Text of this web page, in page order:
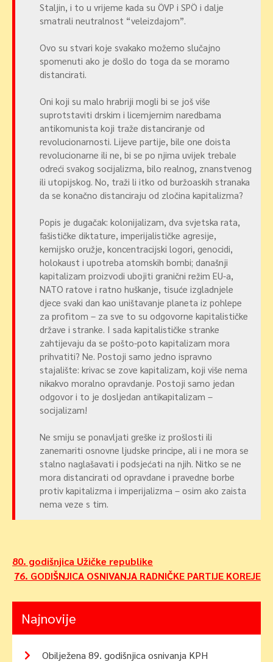
Staljin, i to u vrijeme kada su ÖVP i SPÖ i dalje
smatrali neutralnost “veleizdajom”.
Ovo su stvari koje svakako možemo slučajno
spomenuti ako je došlo do toga da se moramo
distancirati.
Oni koji su malo hrabriji mogli bi se još više
suprotstaviti drskim i licemjernim naredbama
antikomunista koji traže distanciranje od
revolucionarnosti. Lijeve partije, bile one doista
revolucionarne ili ne, bi se po njima uvijek trebale
odreći svakog socijalizma, bilo realnog, znanstvenog
ili utopijskog. No, traži li itko od buržoaskih stranaka
da se konačno distanciraju od zločina kapitalizma?
Popis je dugačak: kolonijalizam, dva svjetska rata,
fašističke diktature, imperijalističke agresije,
kemijsko oružje, koncentracijski logori, genocidi,
holokaust i upotreba atomskih bombi; današnji
kapitalizam proizvodi ubojiti granični režim EU-a,
NATO ratove i ratno huškanje, tisuće izgladnjele
djece svaki dan kao uništavanje planeta iz pohlepe
za profitom – za sve to su odgovorne kapitalističke
države i stranke. I sada kapitalističke stranke
zahtijevaju da se pošto-poto kapitalizam mora
prihvatiti? Ne. Postoji samo jedno ispravno
stajalište: krivac se zove kapitalizam, koji više nema
nikakvo moralno opravdanje. Postoji samo jedan
odgovor i to je dosljedan antikapitalizam –
socijalizam!
Ne smiju se ponavljati greške iz prošlosti ili
zanemariti osnovne ljudske principe, ali i ne mora se
stalno naglašavati i podsjećati na njih. Nitko se ne
mora distancirati od opravdane i pravedne borbe
protiv kapitalizma i imperijalizma – osim ako zaista
nema veze s tim.
Navigacija
objava
80. godišnjica Užičke republike
76. GODIŠNJICA OSNIVANJA RADNIČKE PARTIJE KOREJE
Najnovije
Obilježena 89. godišnjica osnivanja KPH